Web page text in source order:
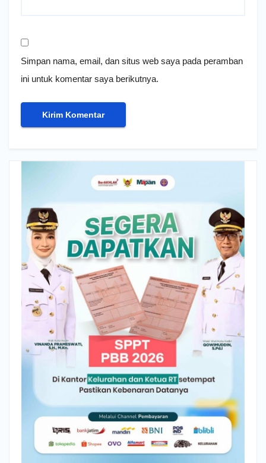
Simpan nama, email, dan situs web saya pada peramban
ini untuk komentar saya berikutnya.